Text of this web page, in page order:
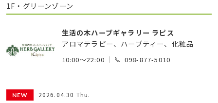
1F・グリーンゾーン
生活の木ハーブギャラリー ラピス
アロマテラピー、ハーブティー、化粧品
10:00～22:00 098-877-5010
2026.04.30 Thu.